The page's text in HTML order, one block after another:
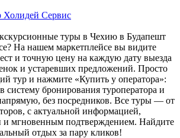
Холидей Сервис
туры в Чехию в Будапешт
На нашем маркетплейсе вы видите
и точную цену на каждую дату выезда
и устаревших предложений. Просто
тур и нажмите «Купить у оператора»:
систему бронирования туроператора и
без посредников. Все туры — от
с актуальной информацией,
и мгновенным подтверждением. Найдите
отдых за пару кликов!